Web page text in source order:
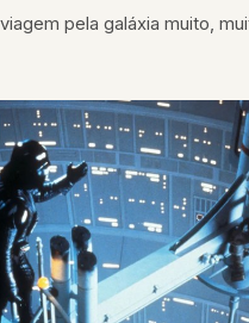
pela galáxia muito,